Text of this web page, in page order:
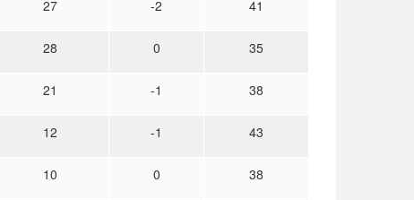
27 -2 41
28 0 35
21 -1 38
12 -1 43
10 0 38